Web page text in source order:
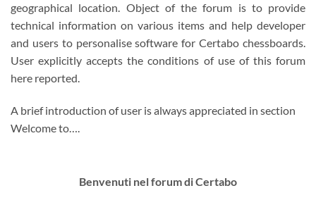
geographical location. Object of the forum is to provide
technical information on various items and help developer
and users to personalise software for Certabo chessboards.
User explicitly accepts the conditions of use of this forum
here reported.
A brief introduction of user is always appreciated in section
Welcome to….
Benvenuti nel forum di Certabo